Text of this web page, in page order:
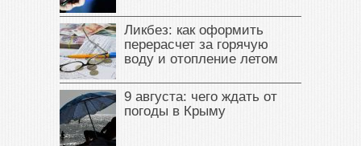
Ликбез: как оформить
перерасчет за горячую
воду и отопление летом
9 августа: чего ждать от
погоды в Крыму